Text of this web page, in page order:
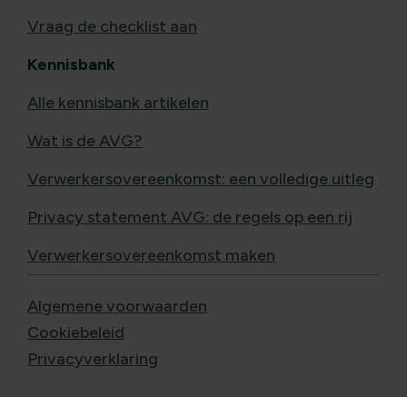
Vraag de checklist aan
Kennisbank
Alle kennisbank artikelen
Wat is de AVG?
Verwerkersovereenkomst: een volledige uitleg
Privacy statement AVG: de regels op een rij
Verwerkersovereenkomst maken
Algemene voorwaarden
Cookiebeleid
Privacyverklaring